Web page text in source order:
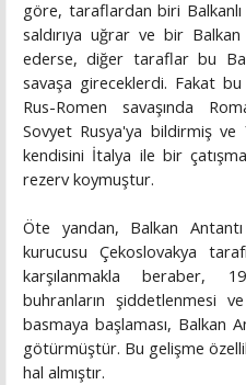
göre, taraflardan biri
saldırıya uğrar ve bir
ederse, diğer taraflar bu
savaşa gireceklerdi. Fakat
Rus-Romen savaşında
Sovyet Rusya'ya bildirmiş
kendisini İtalya ile bir
rezerv koymuştur.
Öte yandan, Balkan
kurucusu Çekoslovakya
karşılanmakla beraber,
buhranların şiddetlenmesi
basmaya başlaması, Balkan
götürmüştür. Bu gelişme
hal almıştır.